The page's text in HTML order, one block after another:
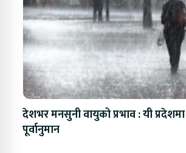
देशभर मनसुनी वायुको प्रभाव : यी प्रदेशमा
पूर्वानुमान